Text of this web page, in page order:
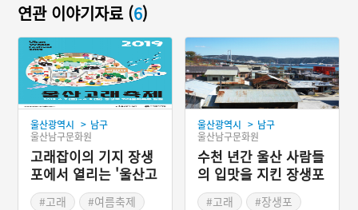
연관 이야기자료 (6)
울산광역시 > 남구
울산남구문화원
고래잡이의 기지 장생
포에서 열리는 '울산고
래축제'
#고래
#여름축제
울산광역시 > 남구
울산남구문화원
수천 년간 울산 사람들
의 입맛을 지킨 장생포
고래고기
#고래
#장생포